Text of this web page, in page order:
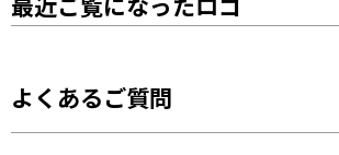
よくあるご質問